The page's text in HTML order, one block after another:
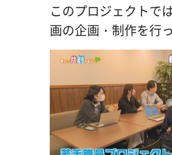
このプロジェクトで
画の企画・制作を行